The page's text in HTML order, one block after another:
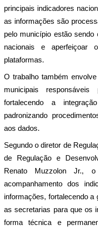
principais indicadores
as informações são
pelo município estão sendo
nacionais e aperfeiçoar
plataformas.
O trabalho também
municipais
fortalecendo a
padronizando
aos dados.
Segundo o diretor de
de Regulação e
Renato Muzzolon Jr.,
acompanhamento dos
informações, fortalecendo
as secretarias para que os
forma técnica e